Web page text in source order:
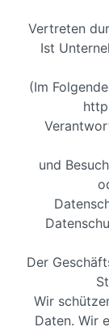
Vertreten
Ist
(Im
und
Der
Wir
Daten. Wir